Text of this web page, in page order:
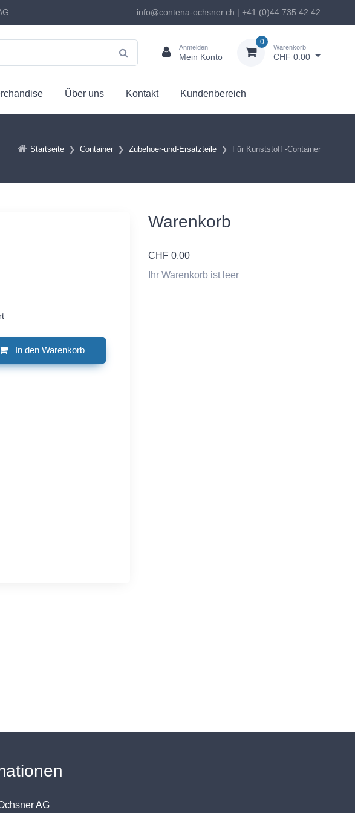
info@contena-ochsner.ch | +41 (0)44 735 42 42
Anmelden
Mein Konto
0
Warenkorb
CHF 0.00
Über uns Kontakt Kundenbereich
Startseite Container Zubehoer-und-Ersatzteile Für Kunststoff -Container
In den Warenkorb
Warenkorb
CHF 0.00
Ihr Warenkorb ist leer
AG